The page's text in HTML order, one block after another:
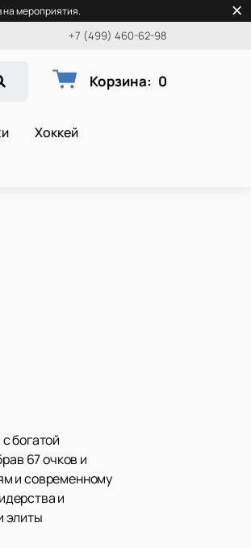
мероприятия.
+7 (499) 460-62-98
Корзина: 0
Хоккей
богатой
67 очков и
и современному
и
элиты